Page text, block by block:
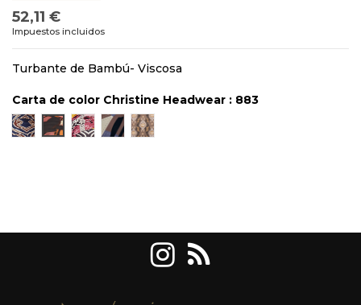
52,11 €
Impuestos incluidos
Turbante de Bambú- Viscosa
Carta de color Christine Headwear : 883
881
883 884 40074047